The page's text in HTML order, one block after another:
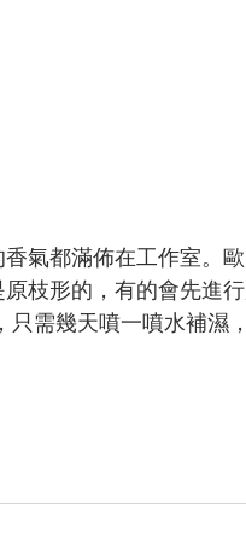
氣都滿佈在工作室。
枝形的，有的會先進
需幾天噴一噴水補濕